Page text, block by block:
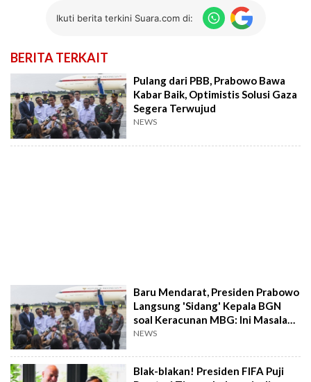
Ikuti berita terkini Suara.com di:
BERITA TERKAIT
Pulang dari PBB, Prabowo Bawa
Kabar Baik, Optimistis Solusi Gaza
Segera Terwujud
NEWS
Baru Mendarat, Presiden Prabowo
Langsung 'Sidang' Kepala BGN
soal Keracunan MBG: Ini Masalah
Besar!
NEWS
Blak-blakan! Presiden FIFA Puji